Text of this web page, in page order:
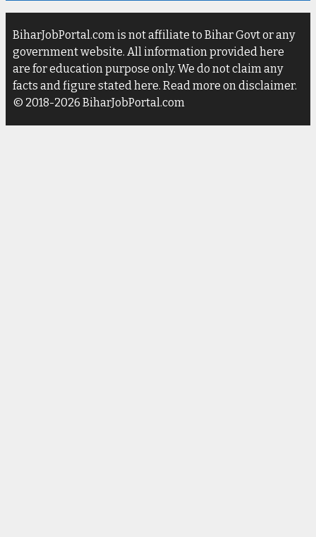
BiharJobPortal.com is not affiliate to Bihar Govt or any
government website. All information provided here
are for education purpose only. We do not claim any
facts and figure stated here. Read more on disclaimer.
© 2018-2026 BiharJobPortal.com